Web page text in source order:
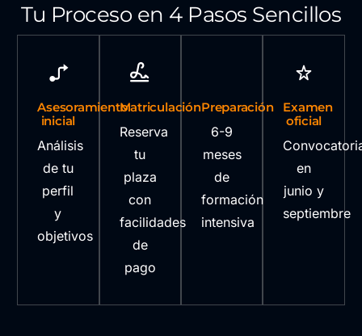
Tu Proceso en 4 Pasos Sencillos
Asesoramiento
inicial
Análisis
de tu
perfil
y
objetivos
Matriculación
Reserva
tu
plaza
con
facilidades
de
pago
Preparación
6-9
meses
de
formación
intensiva
Examen
oficial
en
junio y
septiembre